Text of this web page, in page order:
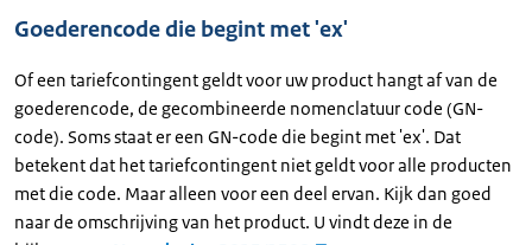
Goederencode die begint met 'ex'
Of een tariefcontingent geldt voor uw product hangt af van de
goederencode, de gecombineerde nomenclatuur code (GN-
code). Soms staat er een GN-code die begint met 'ex'. Dat
betekent dat het tariefcontingent niet geldt voor alle producten
met die code. Maar alleen voor een deel ervan. Kijk dan goed
naar de omschrijving van het product. U vindt deze in de